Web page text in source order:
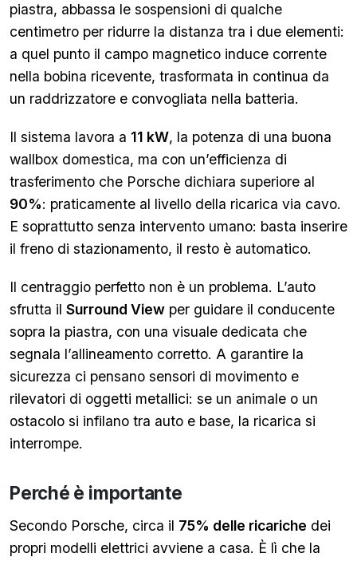
piastra, abbassa le sospensioni di qualche
centimetro per ridurre la distanza tra i due elementi:
a quel punto il campo magnetico induce corrente
nella bobina ricevente, trasformata in continua da
un raddrizzatore e convogliata nella batteria.
Il sistema lavora a 11 kW, la potenza di una buona
wallbox domestica, ma con un’efficienza di
trasferimento che Porsche dichiara superiore al
90%: praticamente al livello della ricarica via cavo.
E soprattutto senza intervento umano: basta inserire
il freno di stazionamento, il resto è automatico.
Il centraggio perfetto non è un problema. L’auto
sfrutta il Surround View per guidare il conducente
sopra la piastra, con una visuale dedicata che
segnala l’allineamento corretto. A garantire la
sicurezza ci pensano sensori di movimento e
rilevatori di oggetti metallici: se un animale o un
ostacolo si infilano tra auto e base, la ricarica si
interrompe.
Perché è importante
Secondo Porsche, circa il 75% delle ricariche dei
propri modelli elettrici avviene a casa. È lì che la